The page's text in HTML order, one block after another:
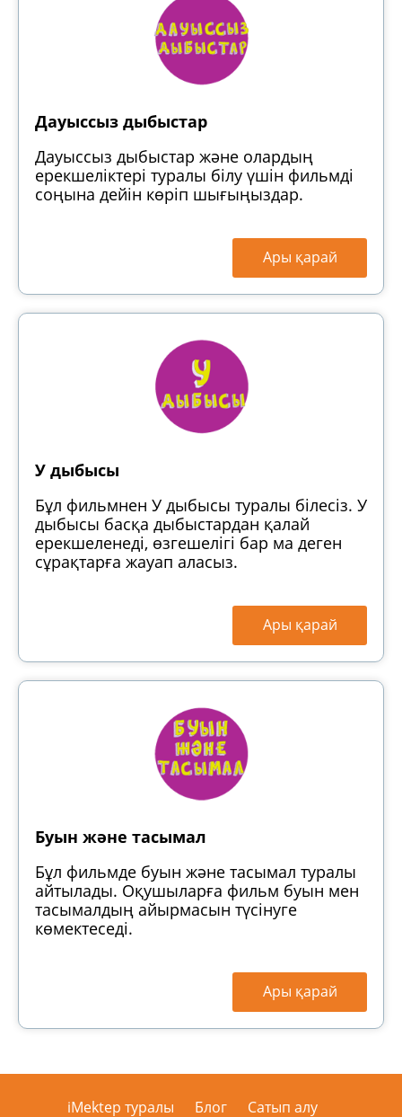
Дауыссыз дыбыстар
Дауыссыз дыбыстар және олардың
ерекшеліктері туралы білу үшін фильмді
соңына дейін көріп шығыңыздар.
Ары қарай
У дыбысы
Бұл фильмнен У дыбысы туралы білесіз. У
дыбысы басқа дыбыстардан қалай
ерекшеленеді, өзгешелігі бар ма деген
сұрақтарға жауап аласыз.
Ары қарай
Буын және тасымал
Бұл фильмде буын және тасымал туралы
айтылады. Оқушыларға фильм буын мен
тасымалдың айырмасын түсінуге
көмектеседі.
Ары қарай
iMektep туралы Блог Сатып алу